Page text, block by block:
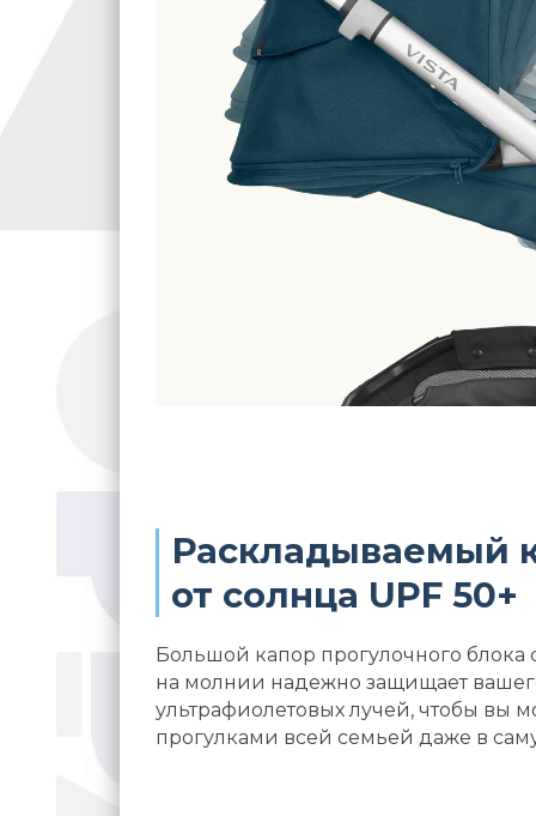
Раскладываемый
от солнца UPF 50+
Большой капор прогулочного
на молнии надежно защищает
ультрафиолетовых лучей, чтобы вы
прогулками всей семьей даже в